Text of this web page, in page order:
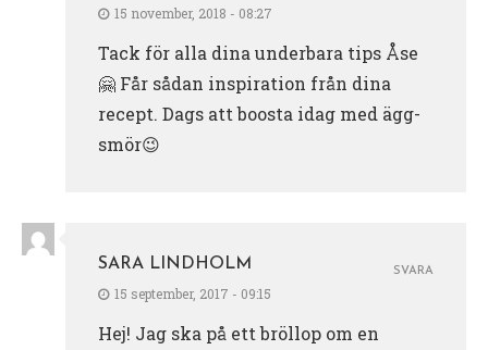
15 november, 2018 - 08:27
Tack för alla dina underbara tips Åse
🤗 Får sådan inspiration från dina
recept. Dags att boosta idag med ägg-
smör😉
SARA LINDHOLM
15 september, 2017 - 09:15
Hej! Jag ska på ett bröllop om en
SVARA